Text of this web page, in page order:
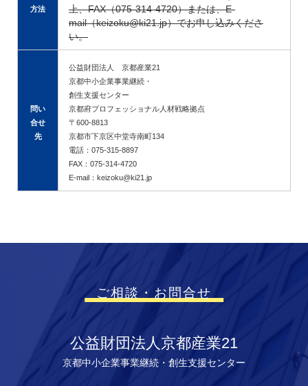
方法
上、FAX（075-314-4720）または、E-
mail（keizoku@ki21.jp）でお申し込みくださ
い。
問い
合せ
先
公益財団法人 京都産業21
京都中小企業事業継続・
創生支援センター
京都府プロフェッショナル人材戦略拠点
〒600-8813
京都市下京区中堂寺南町134
電話：075-315-8897
FAX：075-314-4720
E-mail：keizoku@ki21.jp
ご相談・お問合せ
公益財団法人京都産業21
京都中小企業事業継続・創生支援センター